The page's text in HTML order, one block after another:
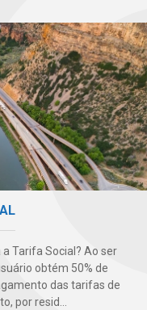
Tarifa Social? Ao ser
obtém 50% de
das tarifas de
por resid...